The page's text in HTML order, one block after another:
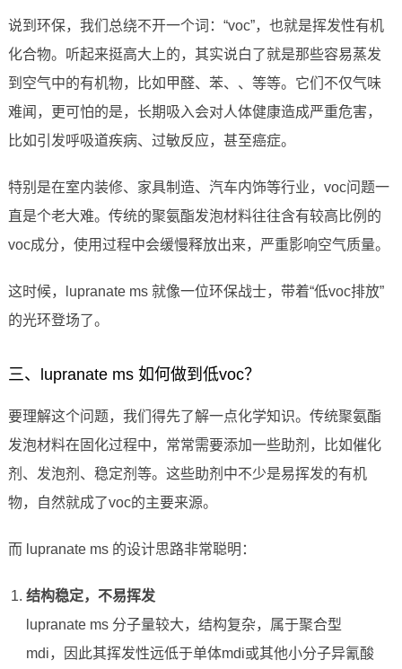
说到环保，我们总绕不开一个词：“voc”，也就是挥发性有机
化合物。听起来挺高大上的，其实说白了就是那些容易蒸发
到空气中的有机物，比如甲醛、苯、、等等。它们不仅气味
难闻，更可怕的是，长期吸入会对人体健康造成严重危害，
比如引发呼吸道疾病、过敏反应，甚至癌症。
特别是在室内装修、家具制造、汽车内饰等行业，voc问题一
直是个老大难。传统的聚氨酯发泡材料往往含有较高比例的
voc成分，使用过程中会缓慢释放出来，严重影响空气质量。
这时候，lupranate ms 就像一位环保战士，带着“低voc排放”
的光环登场了。
三、lupranate ms 如何做到低voc？
要理解这个问题，我们得先了解一点化学知识。传统聚氨酯
发泡材料在固化过程中，常常需要添加一些助剂，比如催化
剂、发泡剂、稳定剂等。这些助剂中不少是易挥发的有机
物，自然就成了voc的主要来源。
而 lupranate ms 的设计思路非常聪明：
结构稳定，不易挥发
lupranate ms 分子量较大，结构复杂，属于聚合型
mdi，因此其挥发性远低于单体mdi或其他小分子异氰酸